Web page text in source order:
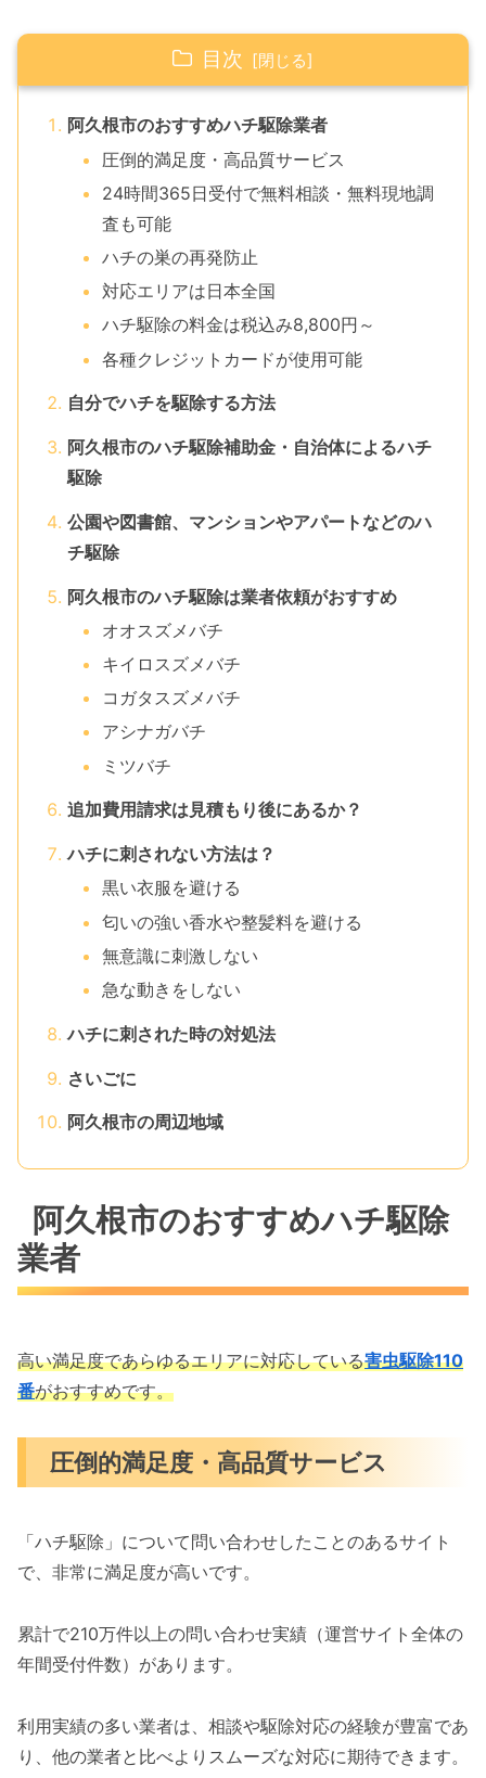
目次
阿久根市のおすすめハチ駆除業者
圧倒的満足度・高品質サービス
24時間365日受付で無料相談・無料現地調
査も可能
ハチの巣の再発防止
対応エリアは日本全国
ハチ駆除の料金は税込み8,800円～
各種クレジットカードが使用可能
自分でハチを駆除する方法
阿久根市のハチ駆除補助金・自治体によるハチ
駆除
公園や図書館、マンションやアパートなどのハ
チ駆除
阿久根市のハチ駆除は業者依頼がおすすめ
オオスズメバチ
キイロスズメバチ
コガタスズメバチ
アシナガバチ
ミツバチ
追加費用請求は見積もり後にあるか？
ハチに刺されない方法は？
黒い衣服を避ける
匂いの強い香水や整髪料を避ける
無意識に刺激しない
急な動きをしない
ハチに刺された時の対処法
さいごに
阿久根市の周辺地域
阿久根市のおすすめハチ駆除
業者
高い満足度であらゆるエリアに対応している害虫駆除110
番がおすすめです。
圧倒的満足度・高品質サービス
「ハチ駆除」について問い合わせしたことのあるサイト
で、非常に満足度が高いです。
累計で210万件以上の問い合わせ実績（運営サイト全体の
年間受付件数）があります。
利用実績の多い業者は、相談や駆除対応の経験が豊富であ
り、他の業者と比べよりスムーズな対応に期待できます。